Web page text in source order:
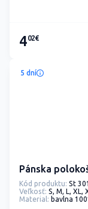
402€
5 dní
Pánska
Kód produktu: St
Veľkosť: S, M, L, XL,
Material: bavlna